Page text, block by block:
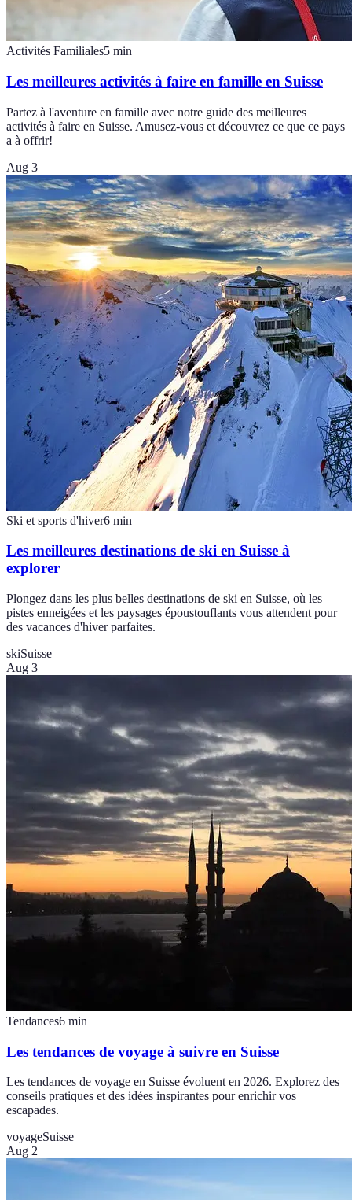
Activités Familiales5 min
Les meilleures activités à faire en famille en Suisse
Partez à l'aventure en famille avec notre guide des meilleures
activités à faire en Suisse. Amusez-vous et découvrez ce que ce pays
a à offrir!
Aug 3
Ski et sports d'hiver6 min
Les meilleures destinations de ski en Suisse à
explorer
Plongez dans les plus belles destinations de ski en Suisse, où les
pistes enneigées et les paysages époustouflants vous attendent pour
des vacances d'hiver parfaites.
skiSuisse
Aug 3
Tendances6 min
Les tendances de voyage à suivre en Suisse
Les tendances de voyage en Suisse évoluent en 2026. Explorez des
conseils pratiques et des idées inspirantes pour enrichir vos
escapades.
voyageSuisse
Aug 2